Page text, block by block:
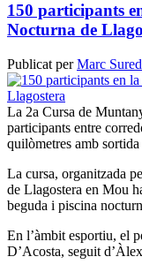
150 participants
Nocturna de
Publicat perMarc
La 2a Cursa de
participants entre
quilòmetres amb
La cursa, organitzada
de Llagostera en Mou
beguda i piscina
En l’àmbit esportiu, el
D’Acosta, seguit